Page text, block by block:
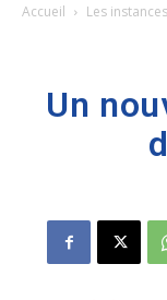
Accueil Les instances
Un